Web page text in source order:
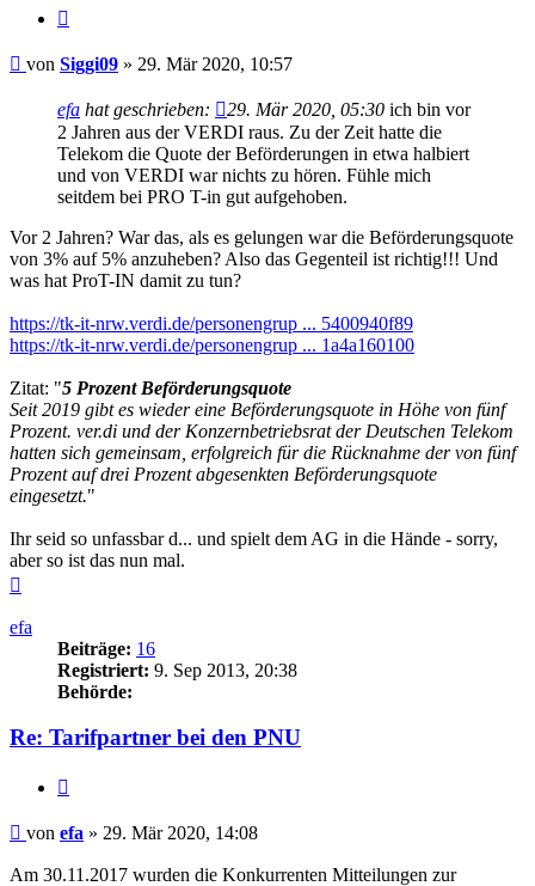
Beitrag
von Siggi09 » 29. Mär 2020, 10:57
efa hat geschrieben: 29. Mär 2020, 05:30 ich bin vor
2 Jahren aus der VERDI raus. Zu der Zeit hatte die
Telekom die Quote der Beförderungen in etwa halbiert
und von VERDI war nichts zu hören. Fühle mich
seitdem bei PRO T-in gut aufgehoben.
Vor 2 Jahren? War das, als es gelungen war die Beförderungsquote
von 3% auf 5% anzuheben? Also das Gegenteil ist richtig!!! Und
was hat ProT-IN damit zu tun?
https://tk-it-nrw.verdi.de/personengrup ... 5400940f89
https://tk-it-nrw.verdi.de/personengrup ... 1a4a160100
Zitat: "5 Prozent Beförderungsquote
Seit 2019 gibt es wieder eine Beförderungsquote in Höhe von fünf
Prozent. ver.di und der Konzernbetriebsrat der Deutschen Telekom
hatten sich gemeinsam, erfolgreich für die Rücknahme der von fünf
Prozent auf drei Prozent abgesenkten Beförderungsquote
eingesetzt."
Ihr seid so unfassbar d... und spielt dem AG in die Hände - sorry,
aber so ist das nun mal.
efa
Beiträge: 16
Registriert: 9. Sep 2013, 20:38
Behörde:
Re: Tarifpartner bei den PNU
Beitrag
von efa » 29. Mär 2020, 14:08
Am 30.11.2017 wurden die Konkurrenten Mitteilungen zur